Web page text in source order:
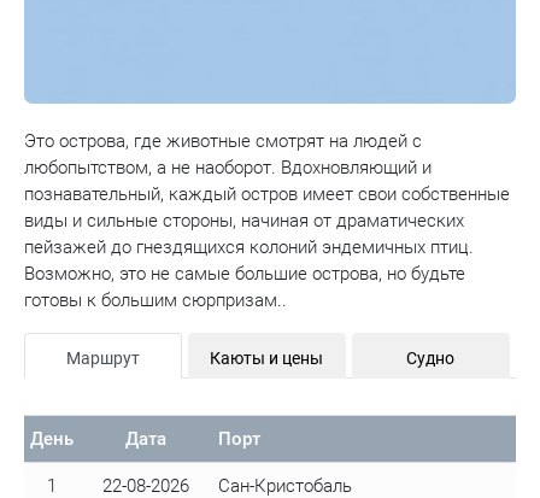
Это острова, где животные смотрят на людей с
любопытством, а не наоборот. Вдохновляющий и
познавательный, каждый остров имеет свои собственные
виды и сильные стороны, начиная от драматических
пейзажей до гнездящихся колоний эндемичных птиц.
Возможно, это не самые большие острова, но будьте
готовы к большим сюрпризам..
Маршрут Каюты и цены Судно
День Дата Порт
1 22-08-2026 Сан-Кристобаль